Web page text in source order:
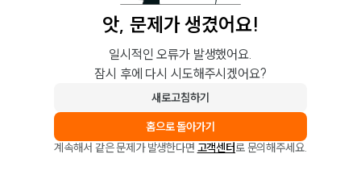
앗, 문제가 생겼어요!
일시적인 오류가 발생했어요.
잠시 후에 다시 시도해주시겠어요?
새로고침하기
홈으로 돌아가기
계속해서 같은 문제가 발생한다면 고객센터로 문의해주세요.